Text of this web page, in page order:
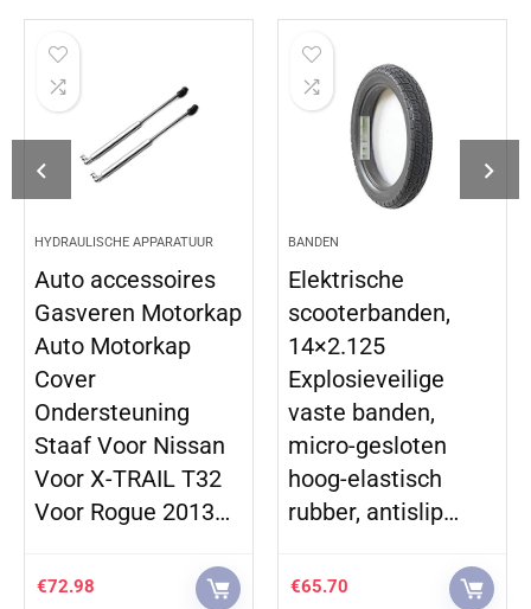
HYDRAULISCHE APPARATUUR
Auto accessoires
Gasveren Motorkap
Auto Motorkap
Cover
Ondersteuning
Staaf Voor Nissan
Voor X-TRAIL T32
Voor Rogue 2013…
€72.98
BANDEN
Elektrische
scooterbanden,
14×2.125
Explosieveilige
vaste banden,
micro-gesloten
hoog-elastisch
rubber, antislip…
€65.70